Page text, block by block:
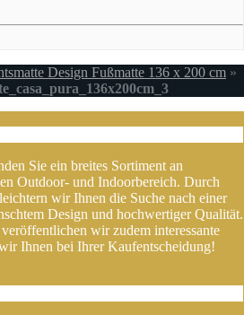
Design Fußmatte 136 x 200 cm »
Sie ein breites Sortiment an
Outdoor- und Indoorbereich. Durch
wir Ihnen die Suche nach einer
Design und hochwertiger Qualität.
wir zudem interessante
Ihnen bei Ihrer Kaufentscheidung!